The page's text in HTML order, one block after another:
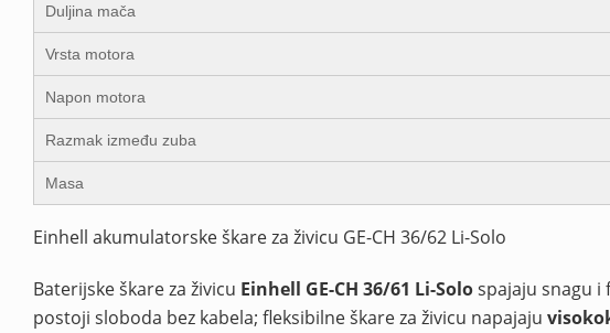
Duljina mača
Vrsta motora
Napon motora
Razmak između zuba
Masa
Einhell akumulatorske škare za živicu GE-CH 36/62 Li-Solo
Baterijske škare za živicu Einhell GE-CH 36/61 Li-Solospajaju snagu i
postoji sloboda bez kabela; fleksibilne škare za živicu napajaju